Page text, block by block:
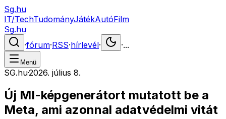
Sg.hu
IT/TechTudományJátékAutóFilm
Sg.hu
·fórum·RSS·hírlevél· ·...
Menü
SG.hu·2026. július 8.
Új MI-képgenerátort mutatott be a
Meta, ami azonnal adatvédelmi vitát